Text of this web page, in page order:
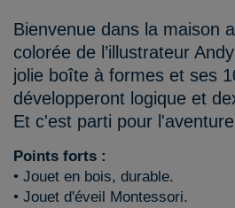
Bienvenue dans la maison
colorée de l’illustrateur
jolie boîte à formes et ses
développeront logique et
Et c'est parti pour
Points forts :
• Jouet en bois, durable.
• Jouet d'éveil Montessori.